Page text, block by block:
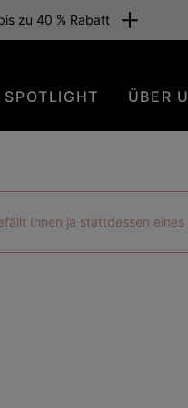
zu 40 % Rabatt
SPOTLIGHT ÜBER
Ihnen ja stattdessen eines